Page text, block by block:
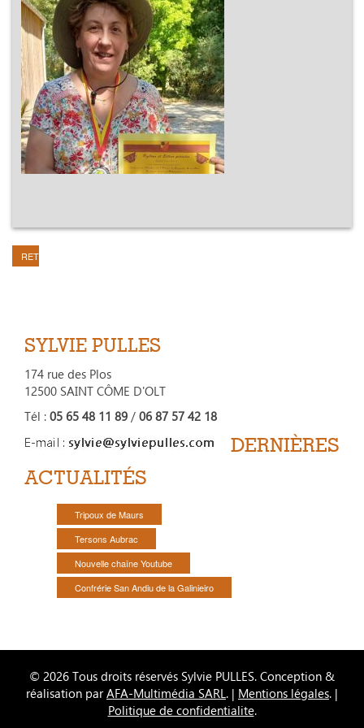
RETOUR
SYLVIE PULLES
174 rue des Plos
12500 SAINT CÔME D'OLT
Tél : 05 65 48 11 89 / 06 87 57 42 18
DERNIÈRES
ACTUALITÉS
Tripoux de Maurs
Tersons Aubrac
Nouvelle chaîne Youtube
Confrérie San Andiu de la Galinieiro
© 2026 Tous droits réservés Sylvie PULLES. Conception &
réalisation parAFA-Multimédia SARL. | Mentions légales. |
Politique de confidentialite.